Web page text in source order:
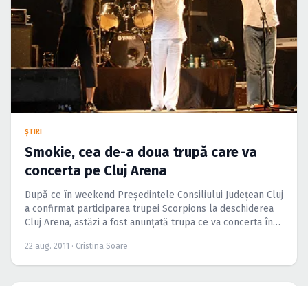
ŞTIRI
Smokie, cea de-a doua trupă care va
concerta pe Cluj Arena
După ce în weekend Preşedintele Consiliului Judeţean Cluj
a confirmat participarea trupei Scorpions la deschiderea
Cluj Arena, astăzi a fost anunţată trupa ce va concerta în
legendele anilor ’80 va urca pe scena arenei clujene pe 9
octombrie 2011.
22 aug. 2011 · Cristina Soare